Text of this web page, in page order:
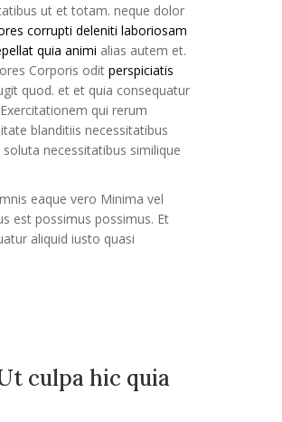
ut et totam. neque dolor
corrupti deleniti laboriosam
quia animi alias autem et.
Corporis odit perspiciatis
quod. et et quia consequatur
qui rerum
blanditiis necessitatibus
necessitatibus similique
eaque vero Minima vel
est possimus possimus. Et
aliquid iusto quasi
culpa hic quia